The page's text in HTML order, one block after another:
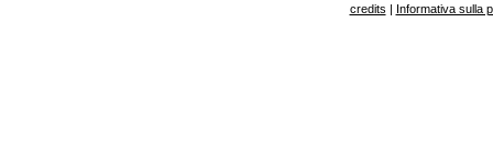
credits | Informativa sulla